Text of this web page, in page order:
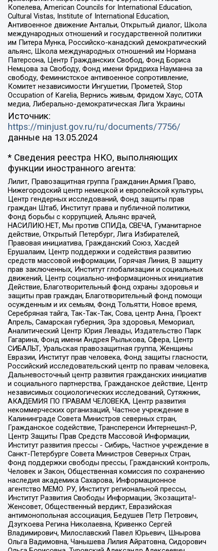
Копелева, American Councils for International Education,
Cultural Vistas, Institute of International Education,
Антивоенное движение Антальи, Открытый диалог, Школа
международных отношений и государственной политики
им Питера Мунка, Российско-канадский демократический
альянс, Школа международных отношений им Нормана
Патерсона, Центр Гражданских Свобод, Фонд Бориса
Немцова за Свободу, Фонд имени Фридриха Науманна за
свободу, Феминистское антивоенное сопротивление,
Комитет независимости Ингушетии, Прометей, Stop
Occupation of Karelia, Вернись живым, Фридом Хаус, СОТА
медиа, Либерально-демократическая Лига Украины
Источник:
https://minjust.gov.ru/ru/documents/7756/
данные на 13.05.2024
* Сведения реестра НКО, выполняющих
функции иностранного агента:
Лилит, Правозащитная группа Гражданин.Армия.Право,
Нижегородский центр немецкой и европейской культуры,
Центр гендерных исследований, Фонд защиты прав
граждан Штаб, Институт права и публичной политики,
Фонд борьбы с коррупцией, Альянс врачей,
НАСИЛИЮ.НЕТ, Мы против СПИДа, СВЕЧА, Гуманитарное
действие, Открытый Петербург, Лига Избирателей,
Правовая инициатива, Гражданский Союз, Хасдей
Ерушалаим, Центр поддержки и содействия развитию
средств массовой информации, Горячая Линия, В защиту
прав заключенных, Институт глобализации и социальных
движений, Центр социально-информационных инициатив
Действие, Благотворительный фонд охраны здоровья и
защиты прав граждан, Благотворительный фонд помощи
осужденным и их семьям, Фонд Тольятти, Новое время,
Серебряная тайга, Так-Так-Так, Сова, центр Анна, Проект
Апрель, Самарская губерния, Эра здоровья, Мемориал,
Аналитический Центр Юрия Левады, Издательство Парк
Гагарина, Фонд имени Андрея Рылькова, Сфера, Центр
СИБАЛЬТ, Уральская правозащитная группа, Женщины
Евразии, Институт прав человека, Фонд защиты гласности,
Российский исследовательский центр по правам человека,
Дальневосточный центр развития гражданских инициатив
и социального партнерства, Гражданское действие, Центр
независимых социологических исследований, Сутяжник,
АКАДЕМИЯ ПО ПРАВАМ ЧЕЛОВЕКА, Центр развития
некоммерческих организаций, Частное учреждение в
Калининграде Совета Министров северных стран,
Гражданское содействие, Трансперенси Интернешнл-Р,
Центр Защиты Прав Средств Массовой Информации,
Институт развития прессы - Сибирь, Частное учреждение в
Санкт-Петербурге Совета Министров Северных Стран,
Фонд поддержки свободы прессы, Гражданский контроль,
Человек и Закон, Общественная комиссия по сохранению
наследия академика Сахарова, Информационное
агентство МЕМО. РУ, Институт региональной прессы,
Институт Развития Свободы Информации, Экозащита!-
Женсовет, Общественный вердикт, Евразийская
антимонопольная ассоциация, Бедушев Петр Петрович,
Дзугкоева Регина Николаевна, Кривенко Сергей
Владимирович, Милославский Павел Юрьевич, Шнырова
Ольга Вадимовна, Чанышева Лилия Айратовна, Сидорович